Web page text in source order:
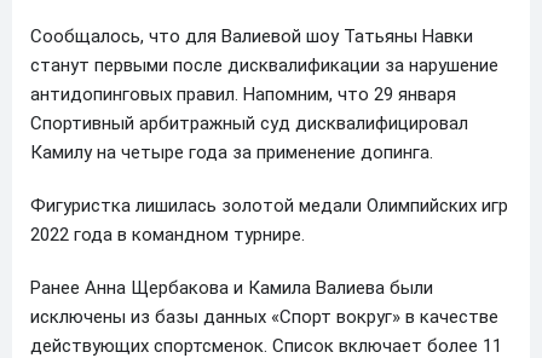
Сообщалось, что для Валиевой шоу Татьяны Навки
станут первыми после дисквалификации за нарушение
антидопинговых правил. Напомним, что 29 января
Спортивный арбитражный суд дисквалифицировал
Камилу на четыре года за применение допинга.
Фигуристка лишилась золотой медали Олимпийских игр
2022 года в командном турнире.
Ранее Анна Щербакова и Камила Валиева были
исключены из базы данных «Спорт вокруг» в качестве
действующих спортсменок. Список включает более 11